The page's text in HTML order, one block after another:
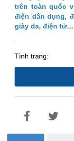
trên toàn quốc
điện dân dụng,
giày da, điện tử…
Tình trạng: